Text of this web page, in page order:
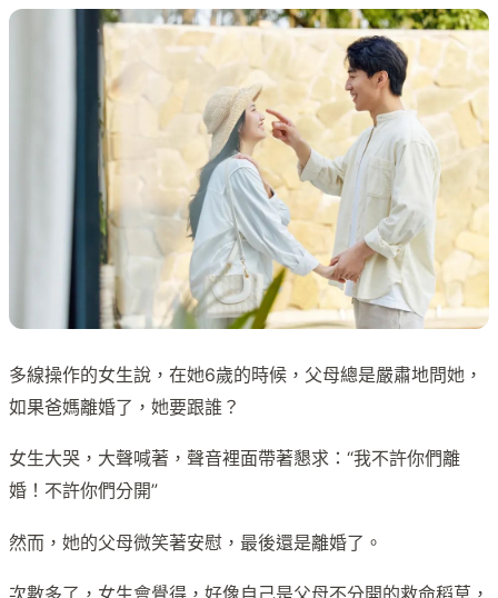
多線操作的女生說，在她6歲的時候，父母總是嚴肅地問她，
如果爸媽離婚了，她要跟誰？
女生大哭，大聲喊著，聲音裡面帶著懇求：“我不許你們離
婚！不許你們分開”
然而，她的父母微笑著安慰，最後還是離婚了。